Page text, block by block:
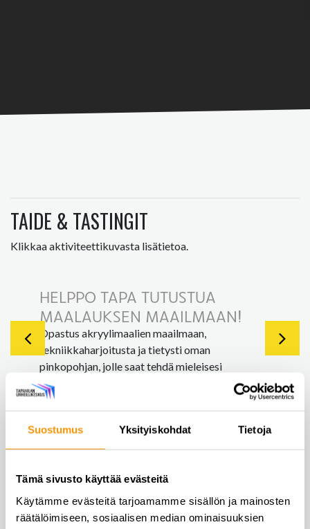
Suostumus Yksityiskohdat Tietoja
Tämä sivusto käyttää evästeitä
Käytämme evästeitä tarjoamamme sisällön ja mainosten
räätälöimiseen, sosiaalisen median ominaisuuksien
TAIDE & TASTINGIT
Klikkaa aktiviteettikuvasta lisätietoa.
HELPPO TAPA TUTUSTUA
MAALAUKSEN MAAILMAAN!
Opastus akryylimaalien maailmaan,
tekniikkaharjoitusta ja tietysti oman
pinkopohjan, jolle saat tehdä mieleisesi
luomuksen. Vietetään virkistyspäivän yhteydessä
rento hetki maalauksen parissa ja opitaan vähän
uutta, hauskoja tekniikoita sekä
maalausvälineiden käyttöä.
maksimiryhmäkoko on 20 osallistujaa.
Kysy lisää tai pyydä tarjousta